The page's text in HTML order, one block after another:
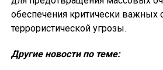
обеспечения критически важных
террористической угрозы.
Другие новости по теме: